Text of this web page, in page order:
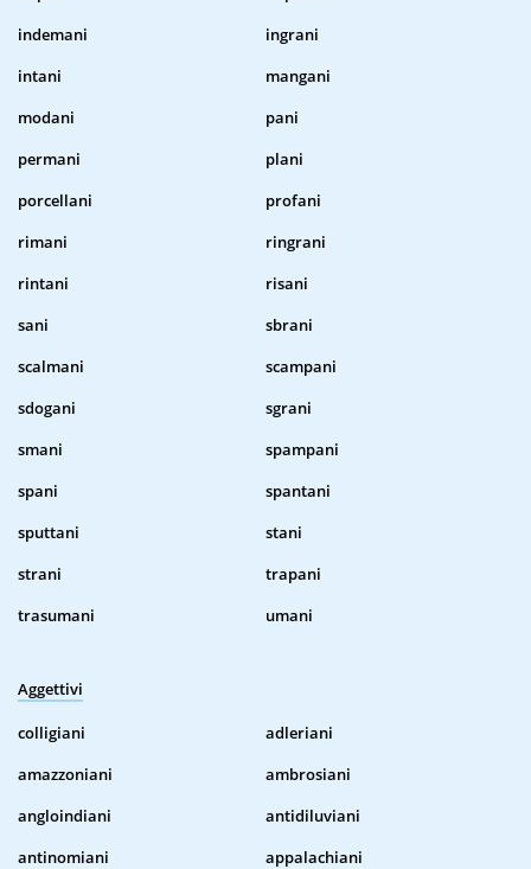
indemani
ingrani
intani
mangani
modani
pani
permani
plani
porcellani
profani
rimani
ringrani
rintani
risani
sani
sbrani
scalmani
scampani
sdogani
sgrani
smani
spampani
spani
spantani
sputtani
stani
strani
trapani
trasumani
umani
Aggettivi
colligiani
adleriani
amazzoniani
ambrosiani
angloindiani
antidiluviani
antinomiani
appalachiani